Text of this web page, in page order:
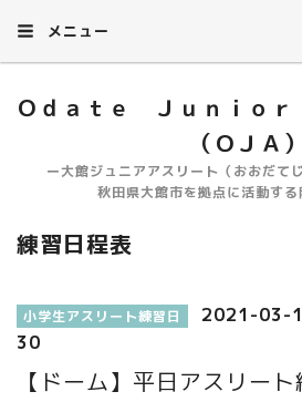
メニュー
Ｏｄａｔｅ Ｊｕｎｉｏ
（ＯＪＡ）
ー大館ジュニアアスリート（おおだて
秋田県大館市を拠点に活動す
練習日程表
小学生アスリート練習日
2021-03-
30
【ドーム】平日アスリート